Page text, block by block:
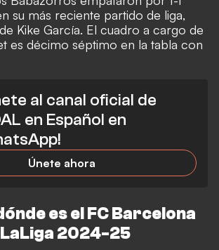
su más reciente partido de liga,
Kike García. El cuadro a cargo de
es décimo séptimo en la tabla con
al canal oficial de
en Español en
Únete ahora
es el FC Barcelona
2024-25